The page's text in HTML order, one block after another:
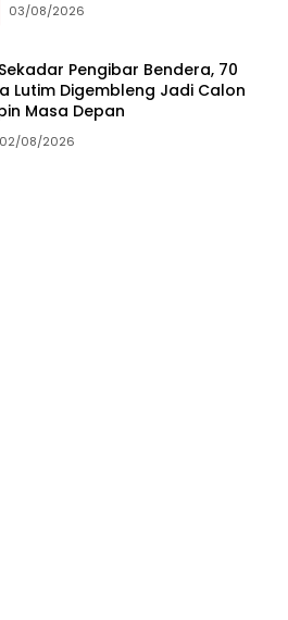
03/08/2026
Pengibar Bendera, 70
Lutim Digembleng Jadi Calon
Masa Depan
02/08/2026